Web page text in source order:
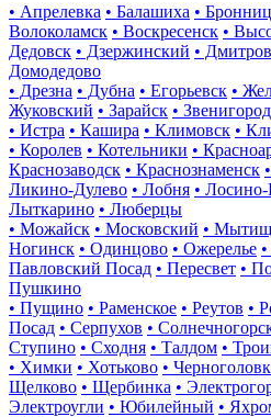
• Апрелевка • Балашиха •
Волоколамск • Воскресенск •
Дедовск • Дзержинский • Дмитров
Домодедово
• Дрезна • Дубна • Егорьевск •
Жуковский • Зарайск • Звенигород
• Истра • Кашира • Климовск •
• Королев • Котельники •
Краснозаводск • Краснознаменск
Ликино-Дулево • Лобня •
Лыткарино • Люберцы
• Можайск • Московский •
Ногинск • Одинцово • Ожерелье
Павловский Посад • Пересвет •
Пушкино
• Пущино • Раменское • Реутов •
Посад • Серпухов •
Ступино • Сходня • Талдом •
• Химки • Хотьково •
Щелково • Щербинка •
Электроугли • Юбилейный •